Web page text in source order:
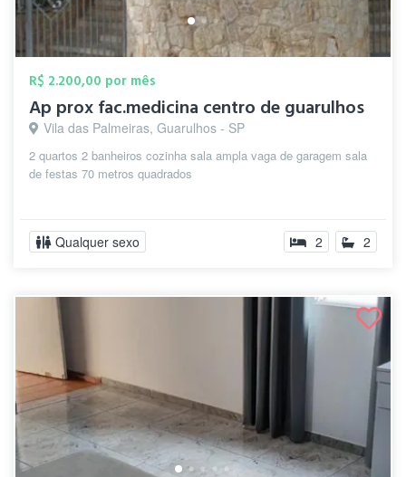
R$ 2.200,00 por mês
Ap prox fac.medicina centro de guarulhos
Vila das Palmeiras, Guarulhos - SP
2 quartos 2 banheiros cozinha sala ampla vaga de garagem sala
de festas 70 metros quadrados
Qualquer sexo 2 2